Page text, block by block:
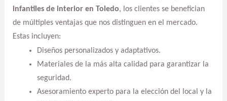
infantiles de interior en Toledo, los clientes se benefician
de múltiples ventajas que nos distinguen en el mercado.
Estas incluyen:
Diseños personalizados y adaptativos.
Materiales de la más alta calidad para garantizar la
seguridad.
Asesoramiento experto para la elección del local y la